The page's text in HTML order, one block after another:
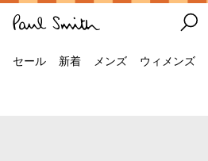
セール 新着 メンズ ウィメンズ